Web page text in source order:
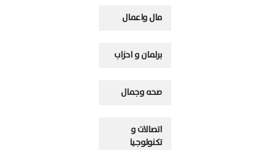
مال واعمال
برلمان و احزاب
صحه وجمال
اتصالات و
تكنولوجيا